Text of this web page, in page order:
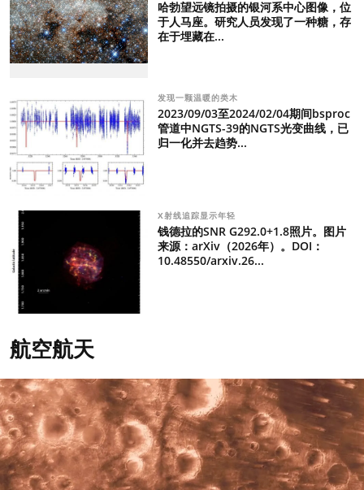
哈勃望远镜拍摄的银河系中心图像，位
于人马座。研究人员发现了一种糖，存
在于埋藏在...
发现一颗温暖的类木
2023/09/03至2024/02/04期间bsproc
管道中NGTS-39的NGTS光变曲线，已
归一化并去趋势...
X射线追踪显示年轻
钱德拉的SNR G292.0+1.8照片。图片
来源：arXiv（2026年）。DOI：
10.48550/arxiv.26...
航空航天